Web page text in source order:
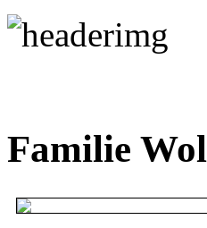
Familie